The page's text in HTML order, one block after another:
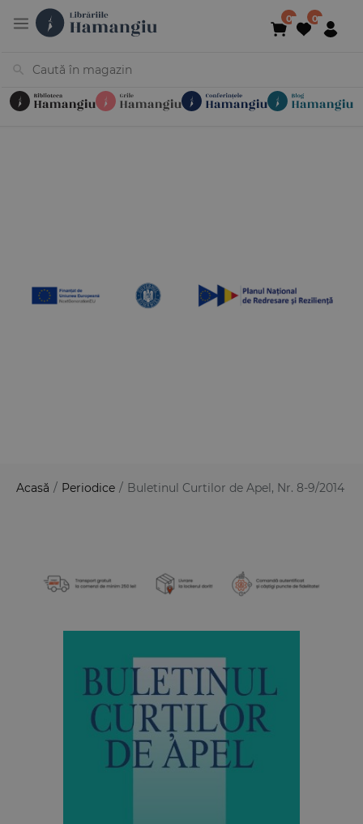
Acasă / Periodice / Buletinul Curtilor de Apel, Nr. 8-9/2014